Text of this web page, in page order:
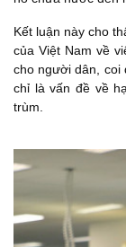
Kết luận này cho
của Việt Nam về
cho người dân, coi
chỉ là vấn đề về
trùm.